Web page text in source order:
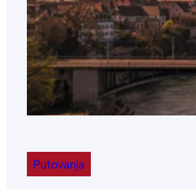
Putovanja